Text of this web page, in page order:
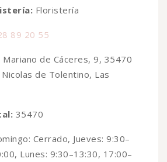
Floristería
89 20 55
Mariano de Cáceres, 9, 35470
Nicolas de Tolentino, Las
35470
Cerrado, Jueves: 9:30–
Lunes: 9:30–13:30, 17:00–